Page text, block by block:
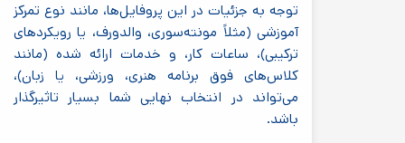
توجه به جزئیات در این پروفایل‌ها، مانند نوع تمرکز
آموزشی (مثلاً مونته‌سوری، والدورف، یا رویکردهای
ترکیبی)، ساعات کار، و خدمات ارائه شده (مانند
کلاس‌های فوق برنامه هنری، ورزشی، یا زبان)،
می‌تواند در انتخاب نهایی شما بسیار تاثیرگذار
باشد.